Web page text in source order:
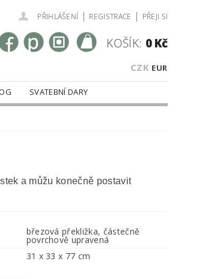
PŘIHLÁŠENÍ | REGISTRACE | PŘEJI SI
CZK EUR
KOŠÍK: 0 Kč
SVATEBNÍ DARY
a můžu konečně postavit
březová překližka, částečně
povrchově upravená
31 x 33 x 77 cm